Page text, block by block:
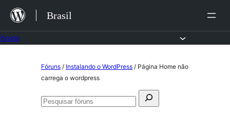
para
o
Brasil
Fóruns / Instalando o WordPress / Página Home não
carrega o wordpress
Pesquisar
Pesquisar